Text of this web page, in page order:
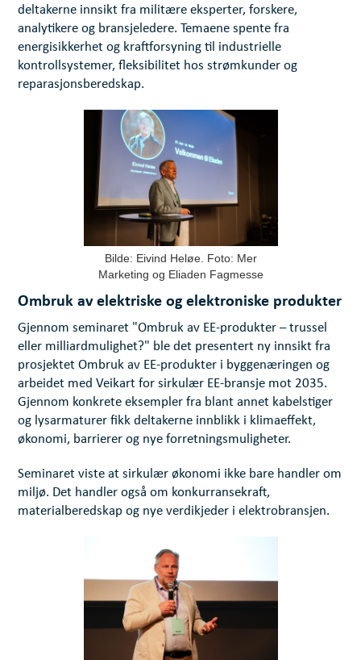
deltakerne innsikt fra militære eksperter, forskere,
analytikere og bransjeledere. Temaene spente fra
energisikkerhet og kraftforsyning til industrielle
kontrollsystemer, fleksibilitet hos strømkunder og
reparasjonsberedskap.
Bilde: Eivind Heløe. Foto: Mer
Marketing og Eliaden Fagmesse
Ombruk av elektriske og elektroniske produkter
Gjennom seminaret "Ombruk av EE-produkter – trussel
eller milliardmulighet?" ble det presentert ny innsikt fra
prosjektet Ombruk av EE-produkter i byggenæringen og
arbeidet med Veikart for sirkulær EE-bransje mot 2035.
Gjennom konkrete eksempler fra blant annet kabelstiger
og lysarmaturer fikk deltakerne innblikk i klimaeffekt,
økonomi, barrierer og nye forretningsmuligheter.
Seminaret viste at sirkulær økonomi ikke bare handler om
miljø. Det handler også om konkurransekraft,
materialberedskap og nye verdikjeder i elektrobransjen.